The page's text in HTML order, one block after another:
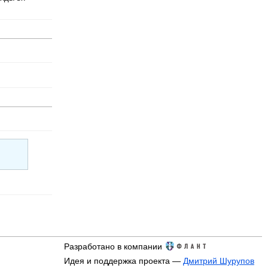
Разработано в компании
Идея и поддержка проекта — Дмитрий Шурупов